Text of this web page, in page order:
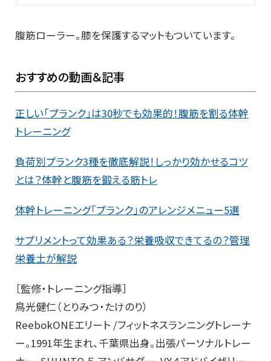
腹筋ローラー。膝を保護するマットもついています。
おすすめの動画＆記事
正しい「プランク」は30秒でも効果的！腹筋を割る体幹
トレーニング
負荷別プランク3種を徹底解説！しっかり効かせるコツ
とは？体幹と腹筋を鍛える筋トレ
体幹トレーニング「プランク」のアレンジメニュー5選
サプリメントって効果ある？栄養吸収できてるの？管理
栄養士が解説
［監修・トレーニング指導］
鳥光健仁（とりみつ・たけのり）
ReebokONEエリート /フィットネスランニングトレーナ
ー。1991年生まれ、千葉県出身。出張パーソナルトレー